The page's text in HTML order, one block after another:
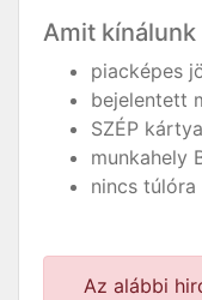
Amit kínálunk
piacképes
bejelentett
SZÉP
munkahely
nincs
Az alábbi